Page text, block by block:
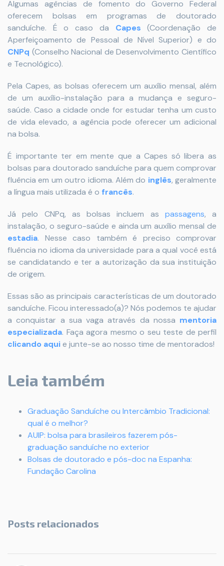
Algumas agências de fomento do Governo Federal
oferecem bolsas em programas de doutorado
sanduíche. É o caso da Capes (Coordenação de
Aperfeiçoamento de Pessoal de Nível Superior) e do
CNPq (Conselho Nacional de Desenvolvimento Científico
e Tecnológico).
Pela Capes, as bolsas oferecem um auxílio mensal, além
de um auxílio-instalação para a mudança e seguro-
saúde. Caso a cidade onde for estudar tenha um custo
de vida elevado, a agência pode oferecer um adicional
na bolsa.
É importante ter em mente que a Capes só libera as
bolsas para doutorado sanduíche para quem comprovar
fluência em um outro idioma. Além do inglês, geralmente
a língua mais utilizada é o francês.
Já pelo CNPq, as bolsas incluem as passagens, a
instalação, o seguro-saúde e ainda um auxílio mensal de
estadia. Nesse caso também é preciso comprovar
fluência no idioma da universidade para a qual você está
se candidatando e ter a autorização da sua instituição
de origem.
Essas são as principais características de um doutorado
sanduíche. Ficou interessado(a)? Nós podemos te ajudar
a conquistar a sua vaga através da nossa mentoria
especializada. Faça agora mesmo o seu teste de perfil
clicando aquie junte-se ao nosso time de mentorados!
Leia também
Graduação Sanduíche ou Intercâmbio Tradicional:
qual é o melhor?
AUIP: bolsa para brasileiros fazerem pós-
graduação sanduíche no exterior
Bolsas de doutorado e pós-doc na Espanha:
Fundação Carolina
Posts relacionados